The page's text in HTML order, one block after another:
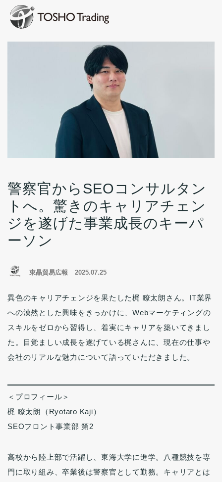
警察官からSEOコンサルタン
トへ。驚きのキャリアチェン
ジを遂げた事業成長のキーパ
ーソン
東晶貿易広報 2025.07.25
異色のキャリアチェンジを果たした梶 瞭太朗さん。IT業界
への漠然とした興味をきっかけに、Webマーケティングの
スキルをゼロから習得し、着実にキャリアを築いてきまし
た。目覚ましい成長を遂げている梶さんに、現在の仕事や
会社のリアルな魅力について語っていただきました。
＜プロフィール＞
梶 瞭太朗（Ryotaro Kaji）
SEOフロント事業部 第2
高校から陸上部で活躍し、東海大学に進学。八種競技を専
門に取り組み、卒業後は警察官として勤務。キャリアとは